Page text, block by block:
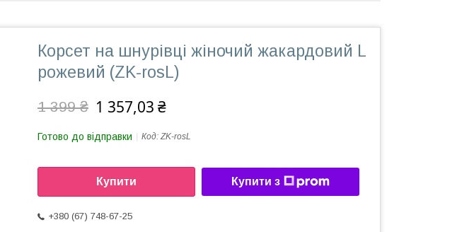
Корсет на шнурівці жіночий жакардовий L
рожевий (ZK-rosL)
1 399 ₴ 1 357,03 ₴
Готово до відправки Код: ZK-rosL
Купити Купити з
+380 (67) 748-67-25